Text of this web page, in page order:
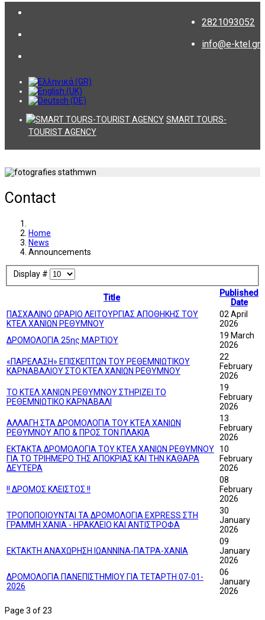
2821093052
info@e-ktel.gr
SMART TOURS-
TOURIST AGENCY
Contact
Home
News
Announcements
Display #
Title
Published
Date
ΠΑΣΧΑΛΙΝΟ ΩΡΑΡΙΟ ΛΕΙΤΟΥΡΓΙΑΣ ΑΠΟΘΗΚΗΣ ΤΟΥ
ΚΤΕΛ ΧΑΝΙΩΝ ΡΕΘΥΜΝΟΥ
02 April
2026
ΔΡΟΜΟΛΟΓΙΑ 25ης ΜΑΡΤΙΟΥ
19 March
2026
«ΠΑΡΕΛΑΣΗ» ΕΠΙΣΚΕΠΤΩΝ ΤΟΥ ΡΕΘΕΜΝΙΩΤΙΚΟΥ
ΚΑΡΝΑΒΑΛΙΟΥ ΣΤΟ ΚΤΕΛ ΧΑΝΙΩΝ ΡΕΘΥΜΝΟΥ
22
February
2026
ΤΟ ΚΤΕΛ ΧΑΝΙΩΝ ΡΕΘΥΜΝΟΥ ΣΤΗΡΙΖΕΙ ΤΟ
ΡΕΘΕΜΝΙΩΤΙΚΟ ΚΑΡΝΑΒΑΛΙ
19
February
2026
ΑΛΛΑΓΗ ΣΤΑ ΔΡΟΜΟΛΟΓΙΑ ΤΟΥ ΚΤΕΛ ΧΑΝΙΩΝ
ΡΕΘΥΜΝΟΥ ΑΠΟ & ΠΡΟΣ ΤΟΝ ΠΛΑΚΙΑ
13
February
2026
ΕΚΤΑΚΤΑ ΔΡΟΜΟΛΟΓΙΑ ΤΟΥ ΚΤΕΛ ΧΑΝΙΩΝ ΡΕΘΥΜΝΟΥ
ΓΙΑ ΤΟ ΤΡΙΗΜΕΡΟ ΤΗΣ ΑΠΟΚΡΙΑΣ ΚΑΙ ΤΗΝ ΚΑΘΑΡΑ
ΔΕΥΤΕΡΑ
10
February
2026
!! ΔΡΟΜΟΣ ΚΛΕΙΣΤΟΣ !!
08
February
2026
ΤΡΟΠΟΠΟΙΟΥΝΤΑΙ ΤΑ ΔΡΟΜΟΛΟΓΙΑ EXPRESS ΣΤΗ
ΓΡΑΜΜΗ ΧΑΝΙΑ - ΗΡΑΚΛΕΙΟ ΚΑΙ ΑΝΤΙΣΤΡΟΦΑ
30
January
2026
ΕΚΤΑΚΤΗ ΑΝΑΧΩΡΗΣΗ ΙΩΑΝΝΙΝΑ-ΠΑΤΡΑ-ΧΑΝΙΑ
09
January
2026
ΔΡΟΜΟΛΟΓΙΑ ΠΑΝΕΠΙΣΤΗΜΙΟΥ ΓΙΑ ΤΕΤΑΡΤΗ 07-01-
2026
06
January
2026
Page 3 of 23